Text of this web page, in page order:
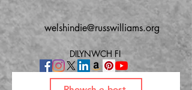
welshindie@russwilliams.org
DILYNWCH FI